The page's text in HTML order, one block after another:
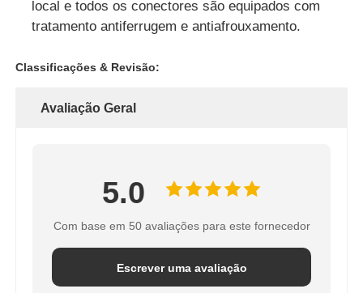
local e todos os conectores são equipados com
tratamento antiferrugem e antiafrouxamento.
Classificações & Revisão:
Avaliação Geral
5.0
Com base em 50 avaliações para este fornecedor
Escrever uma avaliação